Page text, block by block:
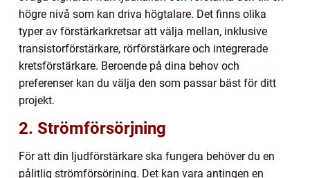
högre nivå som kan driva högtalare. Det finns olika
typer av förstärkarkretsar att välja mellan, inklusive
transistorförstärkare, rörförstärkare och integrerade
kretsförstärkare. Beroende på dina behov och
preferenser kan du välja den som passar bäst för ditt
projekt.
2. Strömförsörjning
För att din ljudförstärkare ska fungera behöver du en
pålitlig strömförsörjning. Det kan vara antingen en